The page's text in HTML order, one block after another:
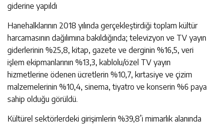
giderine yapıldı
Hanehalklarının 2018 yılında gerçekleştirdiği toplam kültür
harcamasının dağılımına bakıldığında; televizyon ve TV yayın
giderlerinin %25,8, kitap, gazete ve derginin %16,5, veri
işlem ekipmanlarının %13,3, kablolu/özel TV yayın
hizmetlerine ödenen ücretlerin %10,7, kırtasiye ve çizim
malzemelerinin %10,4, sinema, tiyatro ve konserin %6 paya
sahip olduğu görüldü.
Kültürel sektörlerdeki girişimlerin %39,8’i mimarlık alanında